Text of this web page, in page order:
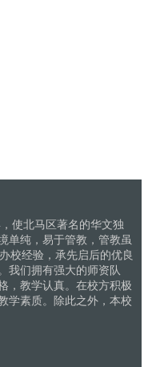
使北马区著名的华文独
单纯，易于管教，管教虽
校经验，承先启后的优良
我们拥有强大的师资队
，教学认真。在校方积极
学素质。除此之外，本校